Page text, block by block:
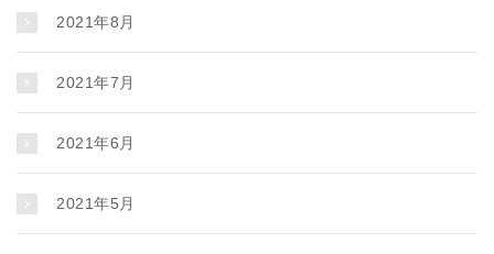
2021年8月
2021年7月
2021年6月
2021年5月